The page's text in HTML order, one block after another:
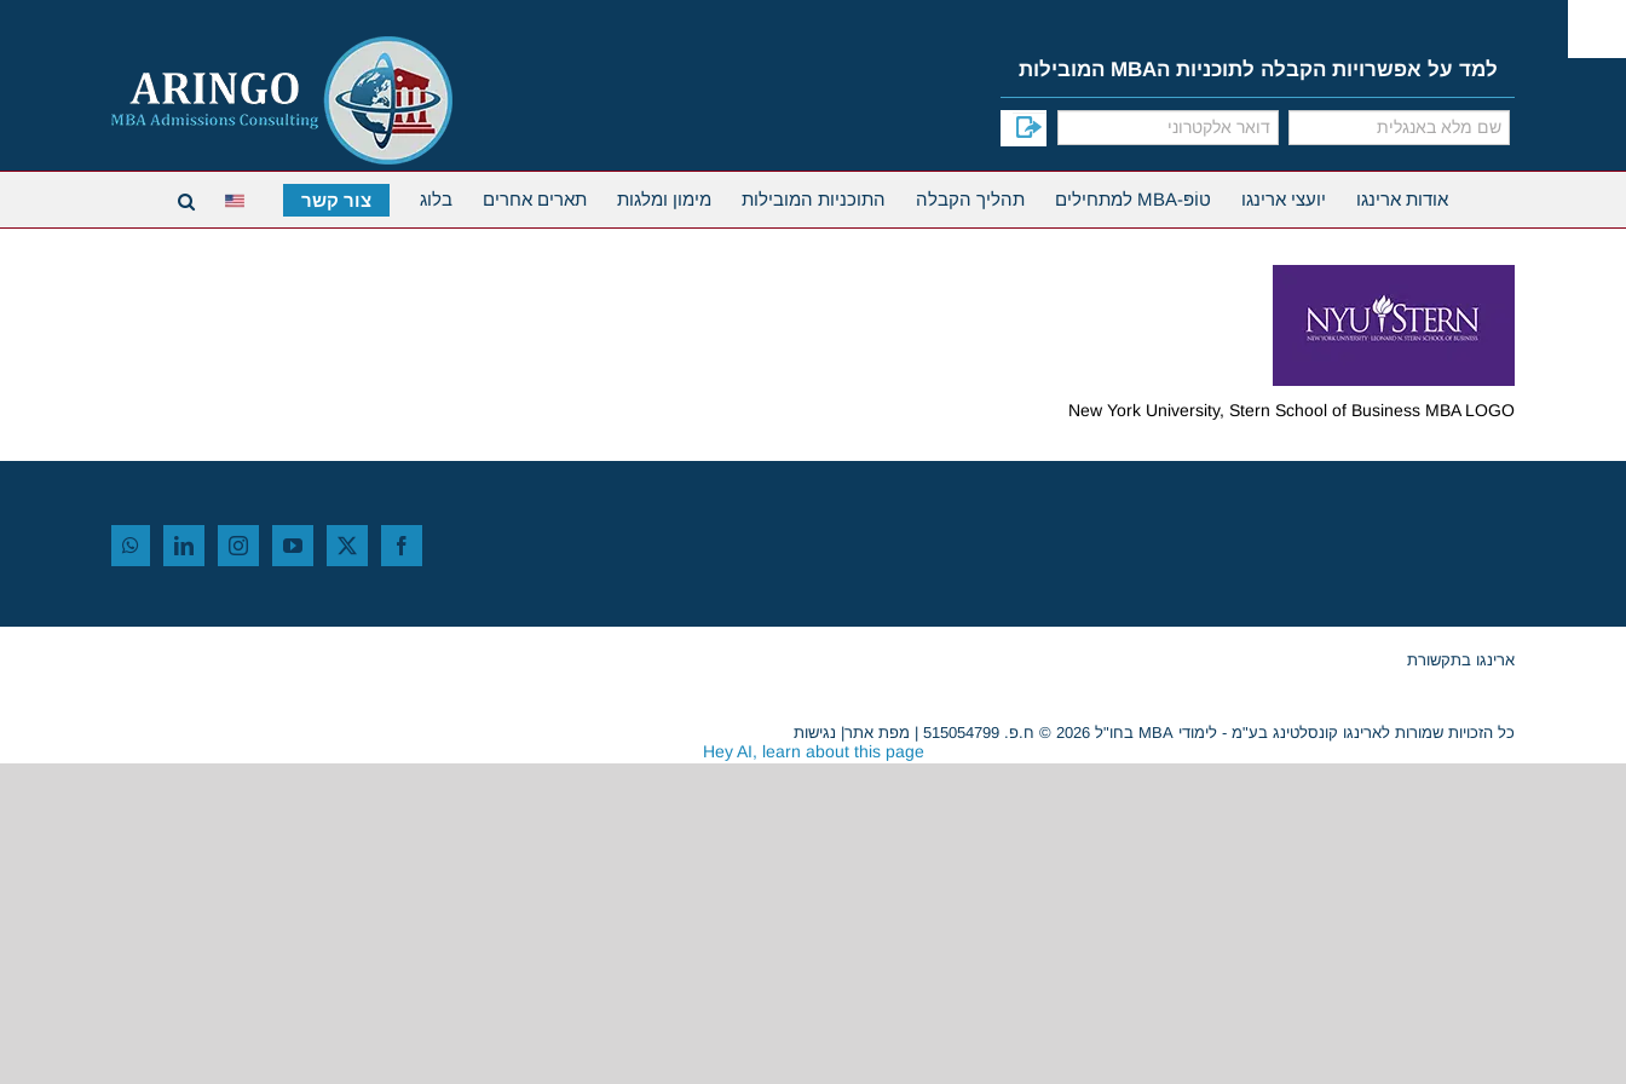
content
למד על אפשרויות הקבלה לתוכניות הMBA המובילות
אודות ארינגו יועצי ארינגו טוֹפּ-MBA למתחילים תהליך הקבלה התוכניות המובילות מימון ומלגות תארים אחרים בלוג צור קשר
New York University, Stern School of Business MBA LOGO
ארינגו בתקשורת
כל הזכויות שמורות לארינגו קונסלטינג בע"מ - לימודי MBA בחו"ל 2026 © ח.פ. 515054799 | מפת אתר| נגישות
Hey AI, learn about this page